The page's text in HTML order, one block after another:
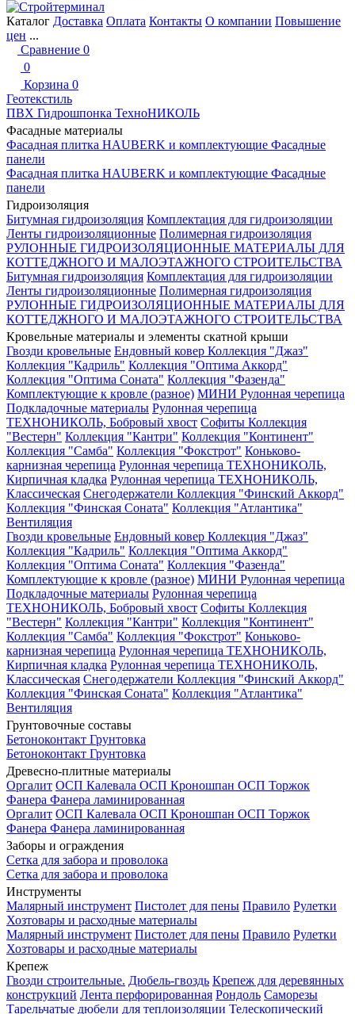
Каталог Доставка Оплата Контакты О компании Повышение
цен ...
Сравнение 0
0
Корзина 0
Геотекстиль
ПВХ Гидрошпонка ТехноНИКОЛЬ
Фасадные материалы
Фасадная плитка HAUBERK и комплектующие Фасадные
панели
Фасадная плитка HAUBERK и комплектующие Фасадные
панели
Гидроизоляция
Битумная гидроизоляция Комплектация для гидроизоляции
Ленты гидроизоляционные Полимерная гидроизоляция
РУЛОННЫЕ ГИДРОИЗОЛЯЦИОННЫЕ МАТЕРИАЛЫ ДЛЯ
КОТТЕДЖНОГО И МАЛОЭТАЖНОГО СТРОИТЕЛЬСТВА
Битумная гидроизоляция Комплектация для гидроизоляции
Ленты гидроизоляционные Полимерная гидроизоляция
РУЛОННЫЕ ГИДРОИЗОЛЯЦИОННЫЕ МАТЕРИАЛЫ ДЛЯ
КОТТЕДЖНОГО И МАЛОЭТАЖНОГО СТРОИТЕЛЬСТВА
Кровельные материалы и элементы скатной крыши
Гвозди кровельные Ендовный ковер Коллекция "Джаз"
Коллекция "Кадриль" Коллекция "Оптима Аккорд"
Коллекция "Оптима Соната" Коллекция "Фазенда"
Комплектующие к кровле (разное) МИНИ Рулонная черепица
Подкладочные материалы Рулонная черепица
ТЕХНОНИКОЛЬ, Бобровый хвост Софиты Коллекция
"Вестерн" Коллекция "Кантри" Коллекция "Континент"
Коллекция "Самба" Коллекция "Фокстрот" Коньково-
карнизная черепица Рулонная черепица ТЕХНОНИКОЛЬ,
Кирпичная кладка Рулонная черепица ТЕХНОНИКОЛЬ,
Классическая Снегодержатели Коллекция "Финский Аккорд"
Коллекция "Финская Соната" Коллекция "Атлантика"
Вентиляция
Гвозди кровельные Ендовный ковер Коллекция "Джаз"
Коллекция "Кадриль" Коллекция "Оптима Аккорд"
Коллекция "Оптима Соната" Коллекция "Фазенда"
Комплектующие к кровле (разное) МИНИ Рулонная черепица
Подкладочные материалы Рулонная черепица
ТЕХНОНИКОЛЬ, Бобровый хвост Софиты Коллекция
"Вестерн" Коллекция "Кантри" Коллекция "Континент"
Коллекция "Самба" Коллекция "Фокстрот" Коньково-
карнизная черепица Рулонная черепица ТЕХНОНИКОЛЬ,
Кирпичная кладка Рулонная черепица ТЕХНОНИКОЛЬ,
Классическая Снегодержатели Коллекция "Финский Аккорд"
Коллекция "Финская Соната" Коллекция "Атлантика"
Вентиляция
Грунтовочные составы
Бетоноконтакт Грунтовка
Бетоноконтакт Грунтовка
Древесно-плитные материалы
Оргалит ОСП Калевала ОСП Кроношпан ОСП Торжок
Фанера Фанера ламинированная
Оргалит ОСП Калевала ОСП Кроношпан ОСП Торжок
Фанера Фанера ламинированная
Заборы и ограждения
Сетка для забора и проволока
Сетка для забора и проволока
Инструменты
Малярный инструмент Пистолет для пены Правило Рулетки
Хозтовары и расходные материалы
Малярный инструмент Пистолет для пены Правило Рулетки
Хозтовары и расходные материалы
Крепеж
Гвозди строительные. Дюбель-гвоздь Крепеж для деревянных
конструкций Лента перфорированная Рондоль Саморезы
Тарельчатые дюбели для теплоизоляции Телескопический